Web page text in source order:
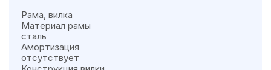
Рама, вилка
Материал рамы
сталь
Амортизация
отсутствует